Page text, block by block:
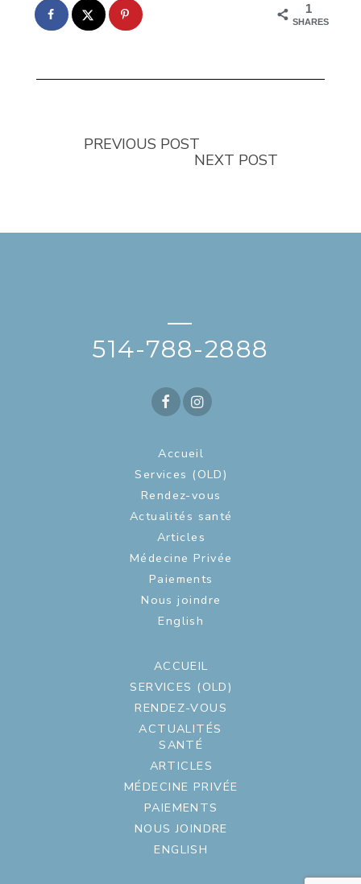
1
SHARES
PREVIOUS POST
NEXT POST
—
514-788-2888
Accueil
Services (OLD)
Rendez-vous
Actualités santé
Articles
Médecine Privée
Paiements
Nous joindre
English
ACCUEIL
SERVICES (OLD)
RENDEZ-VOUS
ACTUALITÉS
SANTÉ
ARTICLES
MÉDECINE PRIVÉE
PAIEMENTS
NOUS JOINDRE
ENGLISH